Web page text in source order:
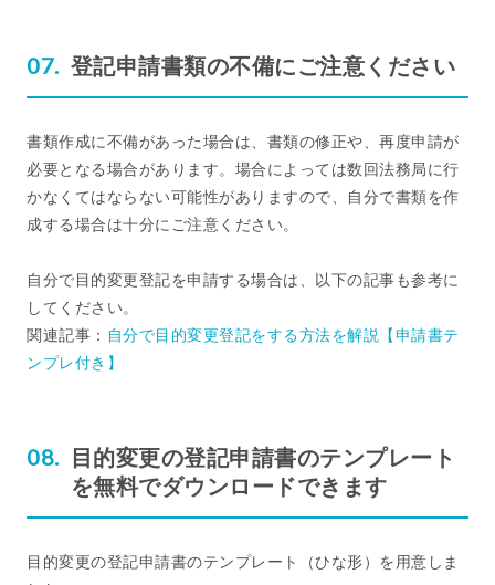
登記申請書類の不備にご注意ください
書類作成に不備があった場合は、書類の修正や、再度申請が
必要となる場合があります。場合によっては数回法務局に行
かなくてはならない可能性がありますので、自分で書類を作
成する場合は十分にご注意ください。
自分で目的変更登記を申請する場合は、以下の記事も参考に
してください。
関連記事： 自分で目的変更登記をする方法を解説【申請書テ
ンプレ付き】
目的変更の登記申請書のテンプレート
を無料でダウンロードできます
目的変更の登記申請書のテンプレート（ひな形）を用意しま